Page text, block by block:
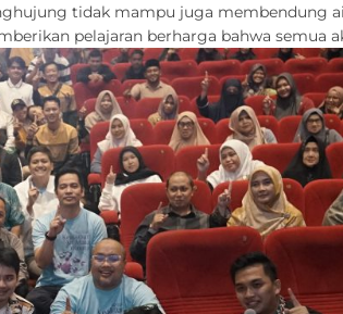
tidak mampu juga
pelajaran berharga bahwa semua